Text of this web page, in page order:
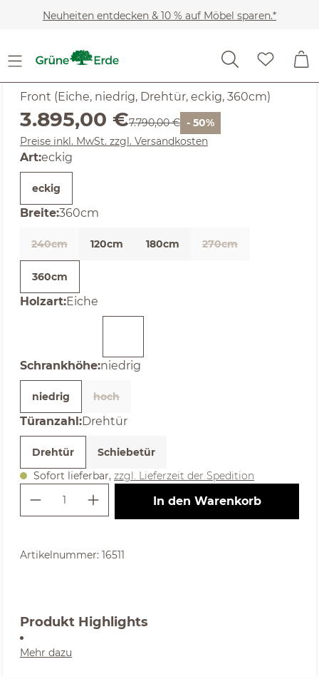
Zum Hauptinhalt springen
Neuheiten entdecken & 10 % auf Möbel sparen.*
Noch keine Bewertungen
Akumi
Front (Eiche, niedrig, Drehtür, eckig, 360cm)
Verkaufspreis:
3.895,00 €Regulärer Preis:
7.790,00 € - 50%
Preise inkl. MwSt. zzgl. Versandkosten
Artauswählen
:eckig
eckig
Breiteauswählen
:360cm
240cm 120cm 180cm 270cm
360cm
Holzartauswählen
:Eiche
Schrankhöheauswählen
:niedrig
niedrig hoch
Türanzahlauswählen
:Drehtür
Drehtür
Schiebetür
Sofort lieferbar, zzgl. Lieferzeit der Spedition
Produkt Anzahl: Gib den
In den Warenkorb
Artikelnummer: 16511
Produkt Highlights
Mehr dazu